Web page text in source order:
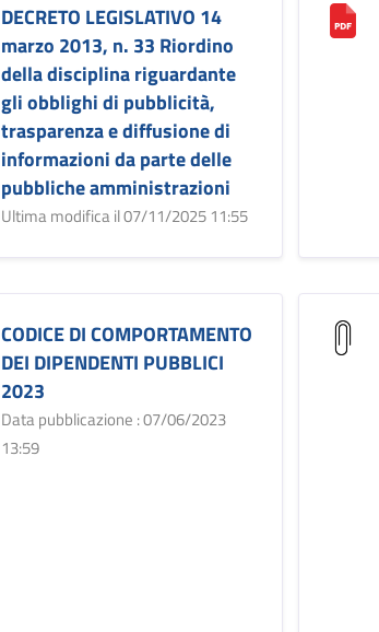
DECRETO LEGISLATIVO 14
marzo 2013, n. 33 Riordino
della disciplina riguardante
gli obblighi di pubblicità,
trasparenza e diffusione di
informazioni da parte delle
pubbliche amministrazioni
Ultima modifica il 07/11/2025 11:55
CODICE DI COMPORTAMENTO
DEI DIPENDENTI PUBBLICI
2023
Data pubblicazione : 07/06/2023
13:59